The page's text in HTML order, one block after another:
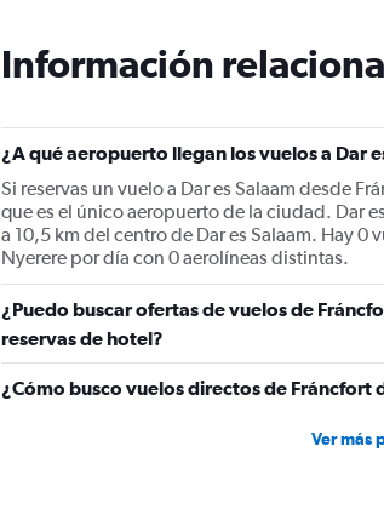
has
1
values.
Range:
0
to
2400.
Información
¿A qué aeropuerto llegan los vuelos a Dar
Si reservas un vuelo a Dar es Salaam desde
que es el único aeropuerto de la ciudad. Dar
a 10,5 km del centro de Dar es Salaam. Hay
Nyerere por día con 0 aerolíneas distintas.
¿Puedo buscar ofertas de vuelos de
reservas de hotel?
¿Cómo busco vuelos directos de Fráncfort
Ver más